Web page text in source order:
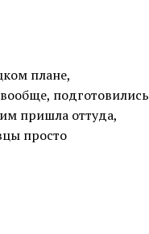
плане,
подготовились
пришла оттуда,
просто